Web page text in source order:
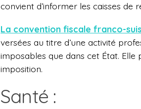
convient d’informer les caisses de
La convention fiscale franco-
versées au titre d’une activité
imposables que dans cet État.
imposition.
Santé :